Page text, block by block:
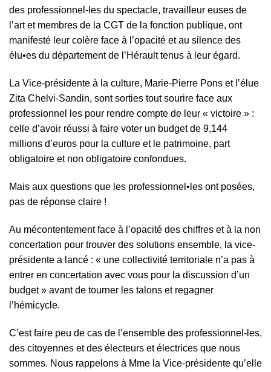
des professionnel-les du spectacle, travailleur euses de
l’art et membres de la CGT de la fonction publique, ont
manifesté leur colère face à l’opacité et au silence des
élu•es du département de l’Hérault tenus à leur égard.
La Vice-présidente à la culture, Marie-Pierre Pons et l’élue
Zita Chelvi-Sandin, sont sorties tout sourire face aux
professionnel les pour rendre compte de leur « victoire » :
celle d’avoir réussi à faire voter un budget de 9,144
millions d’euros pour la culture et le patrimoine, part
obligatoire et non obligatoire confondues.
Mais aux questions que les professionnel•les ont posées,
pas de réponse claire !
Au mécontentement face à l’opacité des chiffres et à la non
concertation pour trouver des solutions ensemble, la vice-
présidente a lancé : « une collectivité territoriale n’a pas à
entrer en concertation avec vous pour la discussion d’un
budget » avant de tourner les talons et regagner
l’hémicycle.
C’est faire peu de cas de l’ensemble des professionnel-les,
des citoyennes et des électeurs et électrices que nous
sommes. Nous rappelons à Mme la Vice-présidente qu’elle